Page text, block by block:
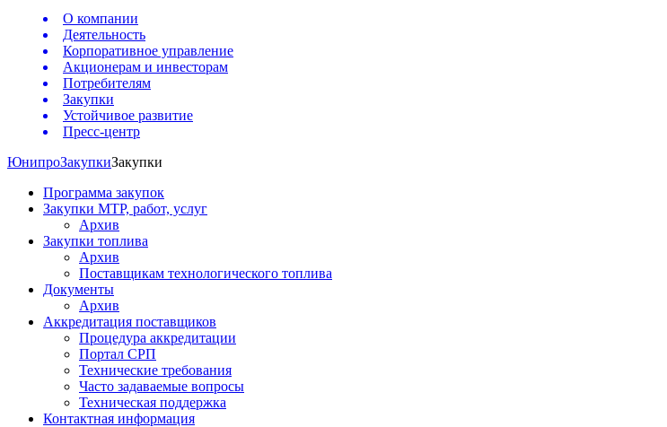
О компании
Деятельность
Корпоративное управление
Акционерам и инвесторам
Потребителям
Закупки
Устойчивое развитие
Пресс-центр
ЮнипроЗакупкиЗакупки
Программа закупок
Закупки МТР, работ, услуг
Архив
Закупки топлива
Архив
Поставщикам технологического топлива
Документы
Архив
Аккредитация поставщиков
Процедура аккредитации
Портал СРП
Технические требования
Часто задаваемые вопросы
Техническая поддержка
Контактная информация